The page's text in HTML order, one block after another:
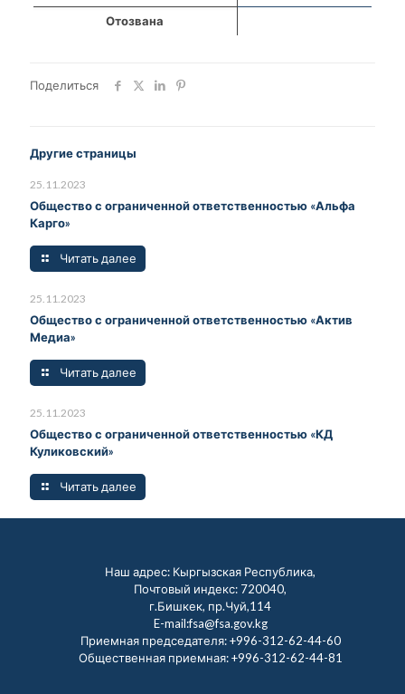
Отозвана
Поделиться
Другие страницы
25.11.2023
Общество с ограниченной ответственностью «Альфа
Карго»
Читать далее
25.11.2023
Общество с ограниченной ответственностью «Актив
Медиа»
Читать далее
25.11.2023
Общество с ограниченной ответственностью «КД
Куликовский»
Читать далее
Наш адрес: Кыргызская Республика,
Почтовый индекс: 720040,
г.Бишкек, пр.Чуй,114
E-mail:fsa@fsa.gov.kg
Приемная председателя:+996-312-62-44-60
Общественная приемная:+996-312-62-44-81